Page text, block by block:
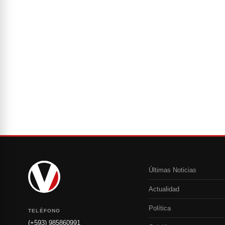
TELÉFONO
(+593) 985860991
Últimas Noticias
Actualidad
Política